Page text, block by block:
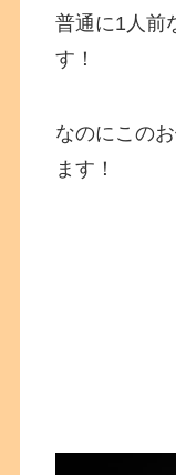
普通に1人前
す！
なのにこの
ます！